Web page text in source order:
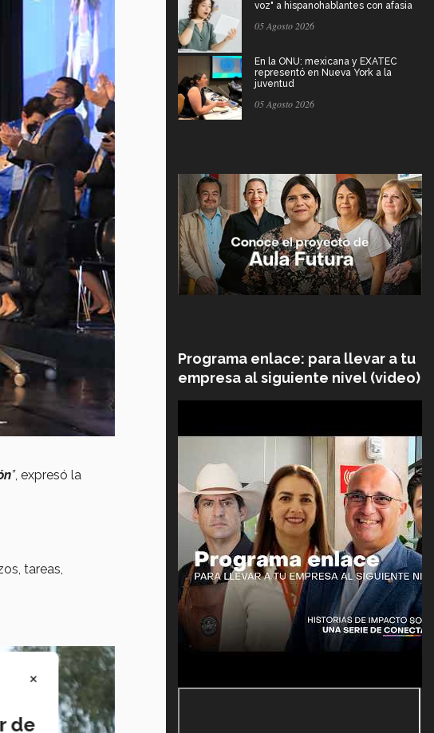
”, expresó la
tareas,
voz" a hispanohablantes con afasia
05 Agosto 2026
En la ONU: mexicana y EXATEC
representó en Nueva York a la
juventud
05 Agosto 2026
Programa enlace: para llevar a tu
empresa al siguiente nivel (video)
×
de